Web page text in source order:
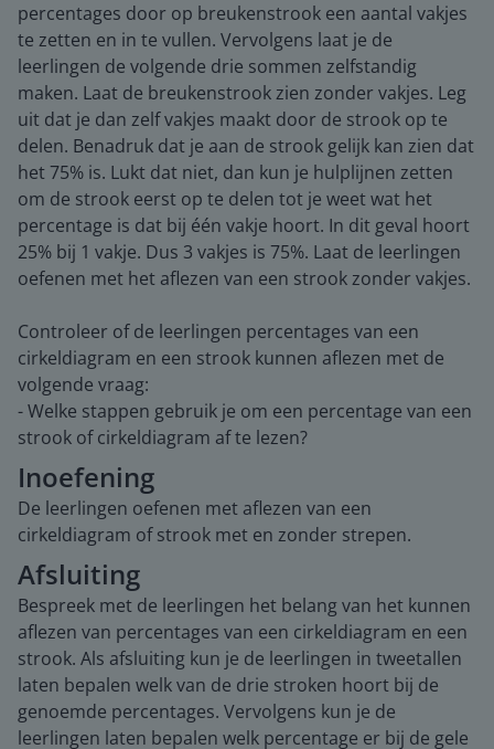
percentages door op breukenstrook een aantal vakjes
te zetten en in te vullen. Vervolgens laat je de
leerlingen de volgende drie sommen zelfstandig
maken. Laat de breukenstrook zien zonder vakjes. Leg
uit dat je dan zelf vakjes maakt door de strook op te
delen. Benadruk dat je aan de strook gelijk kan zien dat
het 75% is. Lukt dat niet, dan kun je hulplijnen zetten
om de strook eerst op te delen tot je weet wat het
percentage is dat bij één vakje hoort. In dit geval hoort
25% bij 1 vakje. Dus 3 vakjes is 75%. Laat de leerlingen
oefenen met het aflezen van een strook zonder vakjes.
Controleer of de leerlingen percentages van een
cirkeldiagram en een strook kunnen aflezen met de
volgende vraag:
- Welke stappen gebruik je om een percentage van een
strook of cirkeldiagram af te lezen?
Inoefening
De leerlingen oefenen met aflezen van een
cirkeldiagram of strook met en zonder strepen.
Afsluiting
Bespreek met de leerlingen het belang van het kunnen
aflezen van percentages van een cirkeldiagram en een
strook. Als afsluiting kun je de leerlingen in tweetallen
laten bepalen welk van de drie stroken hoort bij de
genoemde percentages. Vervolgens kun je de
leerlingen laten bepalen welk percentage er bij de gele